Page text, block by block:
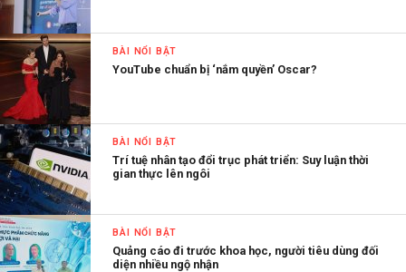
BÀI NỔI BẬT
YouTube chuẩn bị ‘nắm quyền’ Oscar?
BÀI NỔI BẬT
Trí tuệ nhân tạo đổi trục phát triển: Suy luận thời
gian thực lên ngôi
BÀI NỔI BẬT
Quảng cáo đi trước khoa học, người tiêu dùng đối
diện nhiều ngộ nhận